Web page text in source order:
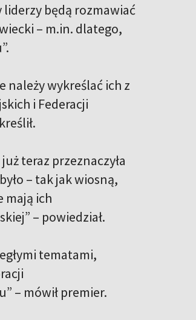
liderzy będą rozmawiać
– m.in. dlatego,
należy wykreślać ich z
i Federacji
teraz przeznaczyła
– tak jak wiosną,
mają ich
– powiedział.
tematami,
– mówił premier.